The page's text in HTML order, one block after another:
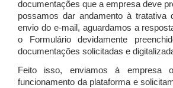
documentações que a empresa deve
possamos dar andamento à tratativa
envio do e-mail, aguardamos a
o Formulário devidamente
documentações solicitadas e
Feito isso, enviamos à empresa
funcionamento da plataforma e